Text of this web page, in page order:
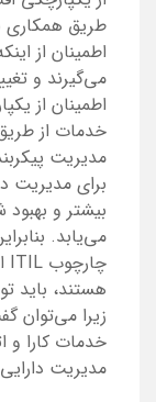
طریق همکاری
اطمینان از
می‌گیرند و
اطمینان از
خدمات از
مدیریت
برای مدیریت
بیشتر و
می‌یابد.
هستند، باید
زیرا می‌توان
خدمات کارا و
مدیریت